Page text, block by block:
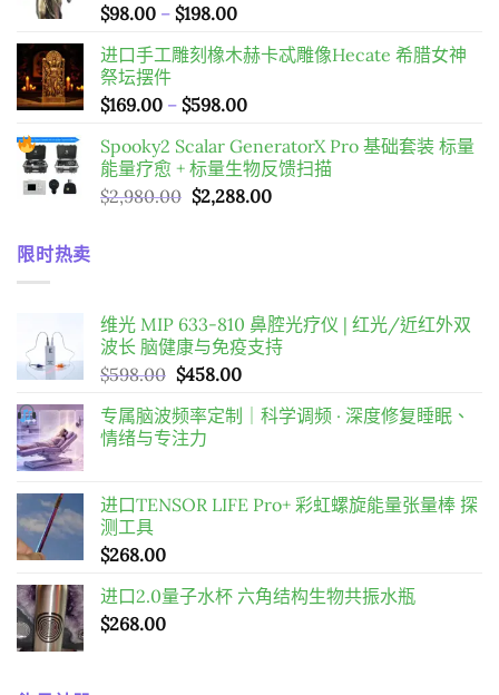
$598.00。
$98.00 – $198.00價
範
$98.00
$198.00
进口手工雕刻橡木赫卡忒雕像Hecate 希腊女神
祭坛摆件
$169.00 – $598.00價
範
圍：
$169.00
Spooky2 Scalar GeneratorX Pro 基础套装 标量
能量疗愈 + 标量生物反馈扫描
$2,980.00 原
$2,288.00目
限时热卖
维光 MIP 633-810 鼻腔光疗仪 | 红光/近红外双
波长 脑健康与免疫支持
$598.00 原
價
格：
$458.00目
價
专属脑波频率定制｜科学调频 · 深度修复睡眠、
情绪与专注力
进口TENSOR LIFE Pro+ 彩虹螺旋能量张量棒 探
测工具
$268.00
进口2.0量子水杯 六角结构生物共振水瓶
$268.00